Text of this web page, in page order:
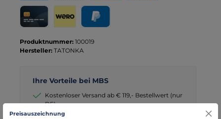
Rechnung
Rechnung für Behörden
Vorkasse
Produktnummer: 100019
Hersteller: TATONKA
Ihre Vorteile bei MBS
Kostenloser Versand ab € 119,- Bestellwert (nur
DE)
schneller Versand mit DHL
Preisauszeichnung